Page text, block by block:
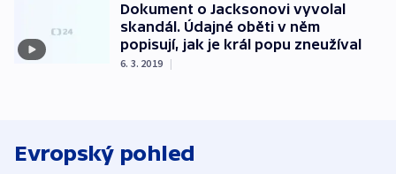
Dokument o Jacksonovi vyvolal
skandál. Údajné oběti v něm
popisují, jak je král popu zneužíval
6. 3. 2019 |
Evropský pohled